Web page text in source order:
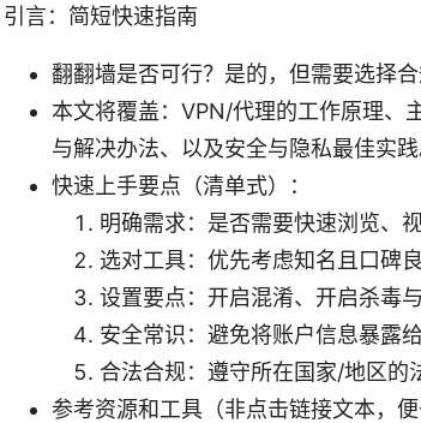
引言：简短快速指南
翻翻墙是否可行？是的，但需要选择
本文将覆盖：VPN/代理的工作原理、
与解决办法、以及安全与隐私最佳实践
快速上手要点（清单式）：
明确需求：是否需要快速浏览、
选对工具：优先考虑知名且口碑
设置要点：开启混淆、开启杀毒
安全常识：避免将账户信息暴露
合法合规：遵守所在国家/地区的
参考资源和工具（非点击链接文本，